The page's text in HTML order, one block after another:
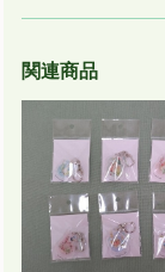
関連商品